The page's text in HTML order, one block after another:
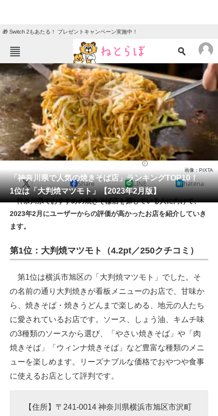
🎁 Switch 2もあたる！ プレゼントキャンペーン実施中！
ねとらぼメニュー
TOP ニュース
エンタメ クイズ
グルメ 地域
住まい 教育・育児
動物 リサーチ
会員記事
メディア
注目記事を集めた総合ページ
スマホと通信の最新トレンド
進化するPCとデバイスの未来
好きが集まる 比べて選べる
ビジネスと働き方のヒント
AI活用のいまが分かる
企業ITのトレンドを詳説
マーケ×ITの今がよく分かる
「神奈川県で人気の焼きそば店」ランキングTOP10！
1位は「大判焼マツモト」【2023年2月版】
画像：PIXTA
X Share LINE hatena
神奈川県でおすすめの焼きそば店を探している人に向けて、
2023年2月にユーザーからの評価が高かったお店を紹介していき
ます。
第1位：大判焼マツモト（4.2pt／250クチコミ）
第1位は横浜市旭区の「大判焼マツモト」でした。そ
の名前の通り大判焼きが看板メニューのお店で、甘味か
ら、焼きそば・焼きうどんまで楽しめる、地元の人たち
に愛されているお店です。ソース、しょう油、キムチ味
の3種類のソースから選び、「やさい焼きそば」や「肉
焼きそば」「ウィンナ焼きそば」など豊富な種類のメニ
ューを楽しめます。リーズナブルな価格でおやつや食事
に使えるお店として評判です。
【住所】〒241-0014 神奈川県横浜市旭区市沢町